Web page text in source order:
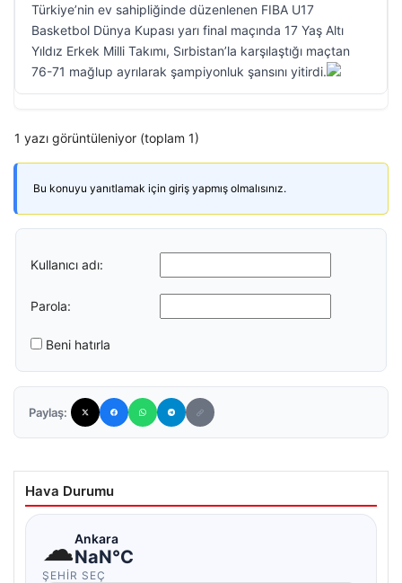
Türkiye’nin ev sahipliğinde düzenlenen FIBA U17
Basketbol Dünya Kupası yarı final maçında 17 Yaş Altı
Yıldız Erkek Milli Takımı, Sırbistan’la karşılaştığı maçtan
76-71 mağlup ayrılarak şampiyonluk şansını yitirdi.
1 yazı görüntüleniyor (toplam 1)
Bu konuyu yanıtlamak için giriş yapmış olmalısınız.
Kullanıcı adı:
Parola:
Beni hatırla
Paylaş:
Hava Durumu
☁Ankara
NaN°C
ŞEHIR SEÇ